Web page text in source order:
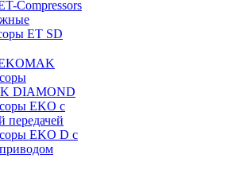
Compressors
ET SD
DIAMOND
EKO c
передачей
EKO D с